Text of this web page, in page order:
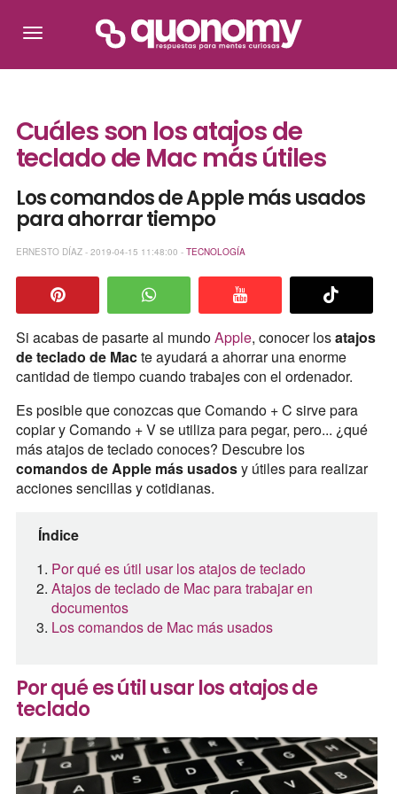
Cuáles son los atajos de
teclado de Mac más útiles
Los comandos de Apple más usados
para ahorrar tiempo
ERNESTO DÍAZ - 2019-04-15 11:48:00 - TECNOLOGÍA
Si acabas de pasarte al mundoApple, conocer losatajos
de teclado de Macte ayudará a ahorrar una enorme
cantidad de tiempo cuando trabajes con el ordenador.
Es posible que conozcas que Comando + C sirve para
copiar y Comando + V se utiliza para pegar, pero... ¿qué
más atajos de teclado conoces? Descubre los
comandos de Apple más usadosy útiles para realizar
acciones sencillas y cotidianas.
Índice
Por qué es útil usar los atajos de teclado
Atajos de teclado de Mac para trabajar en
documentos
Los comandos de Mac más usados
Por qué es útil usar los atajos de
teclado